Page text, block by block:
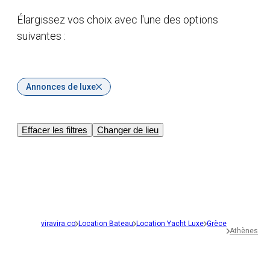
Élargissez vos choix avec l'une des options
suivantes :
Annonces de luxe
Effacer les filtres Changer de lieu
viravira.co Location Bateau Location Yacht Luxe Grèce
Athènes